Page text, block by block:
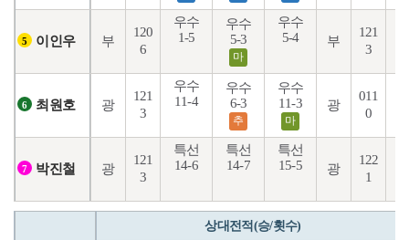
5 이인우 부
120
6
우수
1-5
우수
5-3
마
우수
5-4
부
121
3
6 최원호 광
121
3
우수
11-4
우수
6-3
추
우수
11-3
마
광
011
0
7 박진철 광
121
3
특선
14-6
특선
14-7
특선
15-5
광
122
1
상대전적(승/횟수)